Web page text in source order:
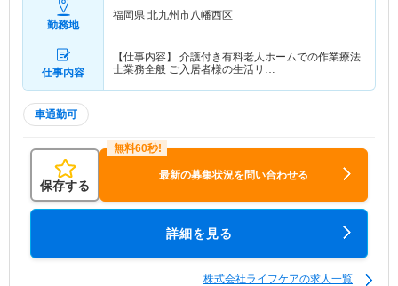
勤務地
福岡県 北九州市八幡西区
仕事内容
【仕事内容】 介護付き有料老人ホームでの作業療法
士業務全般 ご入居者様の生活リ…
車通勤可
保存する
最新の募集状況を問い合わせる
詳細を見る
株式会社ライフケアの求人一覧